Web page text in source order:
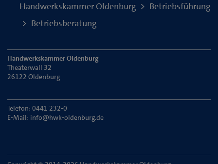
Handwerkskammer Oldenburg
Betriebsführung
Betriebsberatung
Handwerkskammer Oldenburg
Theaterwall 32
26122 Oldenburg
Telefon: 0441 232-0
E-Mail: info@hwk-oldenburg.de